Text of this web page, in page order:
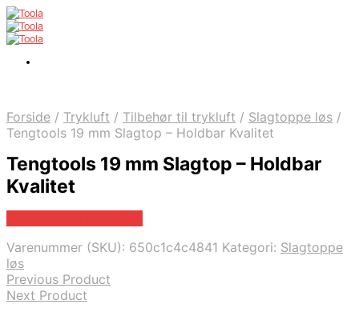
Forside / Trykluft / Tilbehør til trykluft / Slagtoppe løs /
Tengtools 19 mm Slagtop – Holdbar Kvalitet
Tengtools 19 mm Slagtop – Holdbar
Kvalitet
Varenummer (SKU): 650c1c4c4841 Kategori: Slagtoppe
løs
Previous Product
Next Product